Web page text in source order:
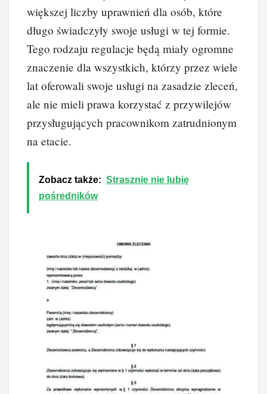
większej liczby uprawnień dla osób, które
długo świadczyły swoje usługi w tej formie.
Tego rodzaju regulacje będą miały ogromne
znaczenie dla wszystkich, którzy przez wiele
lat oferowali swoje usługi na zasadzie zleceń,
ale nie mieli prawa korzystać z przywilejów
przysługujących pracownikom zatrudnionym
na etacie.
Zobacz także: Strasznie nie lubię
pośredników